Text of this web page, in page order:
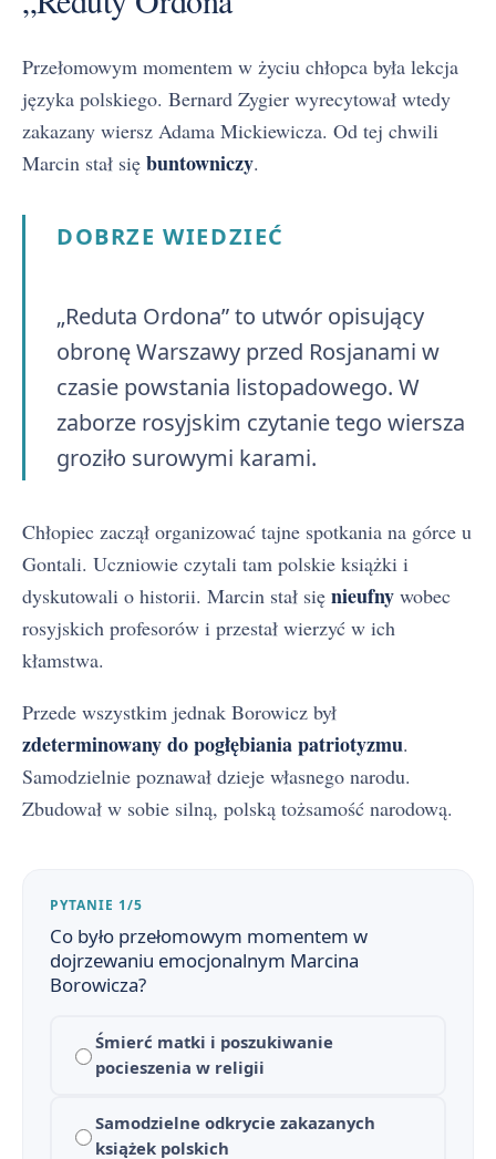
Przełomowym momentem w życiu chłopca była lekcja
języka polskiego. Bernard Zygier wyrecytował wtedy
zakazany wiersz Adama Mickiewicza. Od tej chwili
Marcin stał się buntowniczy.
DOBRZE WIEDZIEĆ
„Reduta Ordona” to utwór opisujący
obronę Warszawy przed Rosjanami w
czasie powstania listopadowego. W
zaborze rosyjskim czytanie tego wiersza
groziło surowymi karami.
Chłopiec zaczął organizować tajne spotkania na górce u
Gontali. Uczniowie czytali tam polskie książki i
dyskutowali o historii. Marcin stał się nieufny wobec
rosyjskich profesorów i przestał wierzyć w ich
kłamstwa.
Przede wszystkim jednak Borowicz był
zdeterminowany do pogłębiania patriotyzmu.
Samodzielnie poznawał dzieje własnego narodu.
Zbudował w sobie silną, polską tożsamość narodową.
PYTANIE 1/5
Co było przełomowym momentem w
dojrzewaniu emocjonalnym Marcina
Borowicza?
Śmierć matki i poszukiwanie
pocieszenia w religii
Samodzielne odkrycie zakazanych
książek polskich